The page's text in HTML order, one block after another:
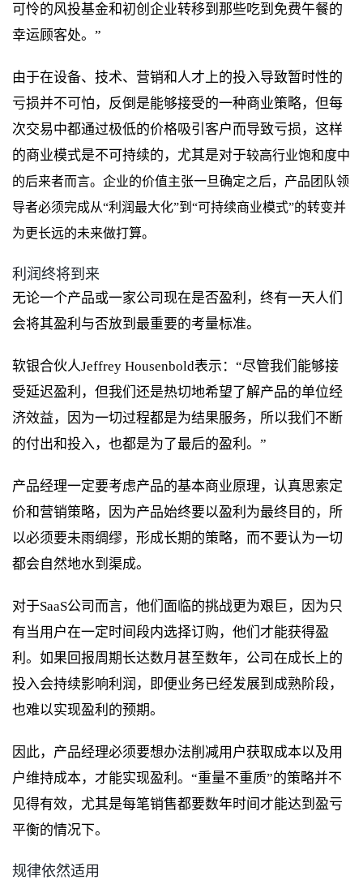
可怜的风投基金和初创企业转移到那些吃到免费午餐的
幸运顾客处。”
由于在设备、技术、营销和人才上的投入导致暂时性的
亏损并不可怕，反倒是能够接受的一种商业策略，但每
次交易中都通过极低的价格吸引客户而导致亏损，这样
的商业模式是不可持续的，尤其是对于较高行业饱和度中
的后来者而言。企业的价值主张一旦确定之后，产品团队领
导者必须完成从“利润最大化”到“可持续商业模式”的转变并
为更长远的未来做打算。
利润终将到来
无论一个产品或一家公司现在是否盈利，终有一天人们
会将其盈利与否放到最重要的考量标准。
软银合伙人Jeffrey Housenbold表示：“尽管我们能够接
受延迟盈利，但我们还是热切地希望了解产品的单位经
济效益，因为一切过程都是为结果服务，所以我们不断
的付出和投入，也都是为了最后的盈利。”
产品经理一定要考虑产品的基本商业原理，认真思索定
价和营销策略，因为产品始终要以盈利为最终目的，所
以必须要未雨绸缪，形成长期的策略，而不要认为一切
都会自然地水到渠成。
对于SaaS公司而言，他们面临的挑战更为艰巨，因为只
有当用户在一定时间段内选择订购，他们才能获得盈
利。如果回报周期长达数月甚至数年，公司在成长上的
投入会持续影响利润，即便业务已经发展到成熟阶段，
也难以实现盈利的预期。
因此，产品经理必须要想办法削减用户获取成本以及用
户维持成本，才能实现盈利。“重量不重质”的策略并不
见得有效，尤其是每笔销售都要数年时间才能达到盈亏
平衡的情况下。
规律依然适用